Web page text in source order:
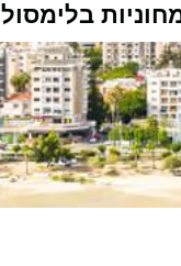
בלימסול